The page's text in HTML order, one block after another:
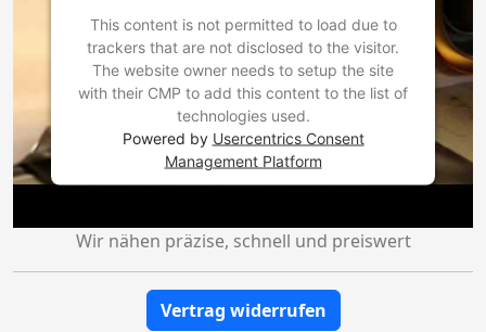
This content is not permitted to load due to
trackers that are not disclosed to the visitor.
The website owner needs to setup the site
with their CMP to add this content to the list of
technologies used.
Powered by Usercentrics Consent
Management Platform
Wir nähen präzise, schnell und preiswert
Vertrag widerrufen